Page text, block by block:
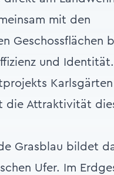
mit den
Geschossflächen
und
die Attraktivität
Grasblau bildet
Ufer. Im